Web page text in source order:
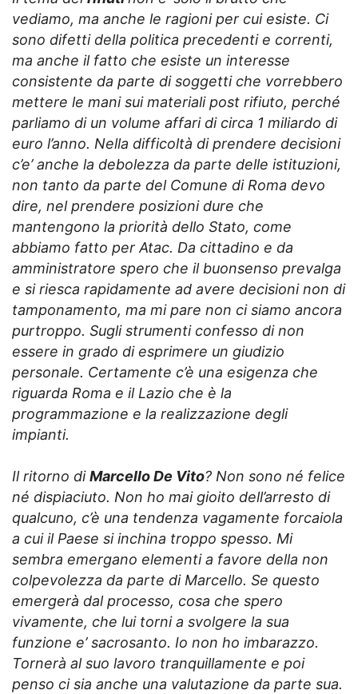
vediamo, ma anche le ragioni per cui esiste. Ci
sono difetti della politica precedenti e correnti,
ma anche il fatto che esiste un interesse
consistente da parte di soggetti che vorrebbero
mettere le mani sui materiali post rifiuto, perché
parliamo di un volume affari di circa 1 miliardo di
euro l’anno. Nella difficoltà di prendere decisioni
c’e’ anche la debolezza da parte delle istituzioni,
non tanto da parte del Comune di Roma devo
dire, nel prendere posizioni dure che
mantengono la priorità dello Stato, come
abbiamo fatto per Atac. Da cittadino e da
amministratore spero che il buonsenso prevalga
e si riesca rapidamente ad avere decisioni non di
tamponamento, ma mi pare non ci siamo ancora
purtroppo. Sugli strumenti confesso di non
essere in grado di esprimere un giudizio
personale. Certamente c’è una esigenza che
riguarda Roma e il Lazio che è la
programmazione e la realizzazione degli
impianti.
Il ritorno diMarcello De Vito? Non sono né felice
né dispiaciuto. Non ho mai gioito dell’arresto di
qualcuno, c’è una tendenza vagamente forcaiola
a cui il Paese si inchina troppo spesso. Mi
sembra emergano elementi a favore della non
colpevolezza da parte di Marcello. Se questo
emergerà dal processo, cosa che spero
vivamente, che lui torni a svolgere la sua
funzione e’ sacrosanto. Io non ho imbarazzo.
Tornerà al suo lavoro tranquillamente e poi
penso ci sia anche una valutazione da parte sua.